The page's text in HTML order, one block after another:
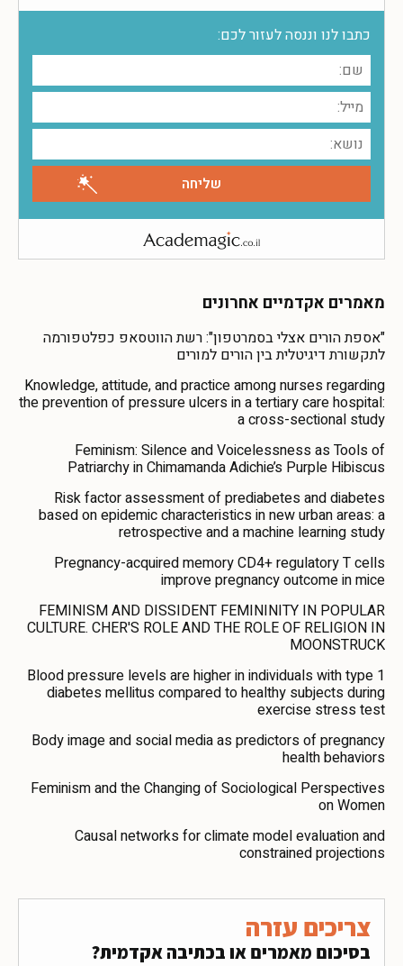
כתבו לנו וננסה לעזור לכם:
מאמרים אקדמיים אחרונים
"אספת הורים אצלי בסמרטפון": רשת הווטסאפ כפלטפורמה
לתקשורת דיגיטלית בין הורים למורים
Knowledge, attitude, and practice among nurses regarding
the prevention of pressure ulcers in a tertiary care hospital:
a cross-sectional study
Feminism: Silence and Voicelessness as Tools of
Patriarchy in Chimamanda Adichie’s Purple Hibiscus
Risk factor assessment of prediabetes and diabetes
based on epidemic characteristics in new urban areas: a
retrospective and a machine learning study
Pregnancy-acquired memory CD4+ regulatory T cells
improve pregnancy outcome in mice
FEMINISM AND DISSIDENT FEMININITY IN POPULAR
CULTURE. CHER'S ROLE AND THE ROLE OF RELIGION IN
MOONSTRUCK
Blood pressure levels are higher in individuals with type 1
diabetes mellitus compared to healthy subjects during
exercise stress test
Body image and social media as predictors of pregnancy
health behaviors
Feminism and the Changing of Sociological Perspectives
on Women
Causal networks for climate model evaluation and
constrained projections
צריכים עזרה
בסיכום מאמרים או בכתיבה אקדמית?